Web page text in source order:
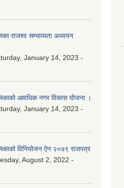
राजश्व सम्भाव्यता अध्ययन
January 14, 2023 -
आवधिक नगर विकास योजना ।
January 14, 2023 -
विनियोजन ऐन २०७९ राजपत्र
August 2, 2022 -